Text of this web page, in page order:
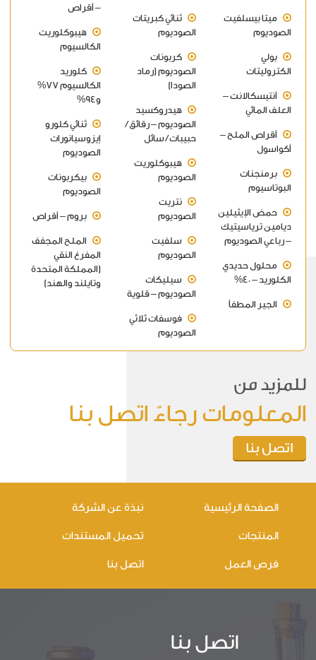
ميتا بيسلفيت
الصوديوم
بولي
الكتروليتات
أنتيسكالانت –
العلف المائي
أقراص الملح –
أكواسول
برمنجنات
البوتاسيوم
حمض الإيثيلين
ديامين ترياسيتيك
– رباعي الصوديوم
محلول حديدي
الكلوريد – 40%
الجير المطفأ
ثنائي كبريتات
الصوديوم
كربونات
الصوديوم (رماد
الصودا)
هيدروكسيد
الصوديوم – رقائق /
حبيبات / سائل
هيبوكلوريت
الصوديوم
نتريت
الصوديوم
سلفيت
الصوديوم
سيليكات
الصوديوم – قلوية
فوسفات ثلاثي
الصوديوم
– أقراص
هيبوكلوريت
الكالسيوم
كلوريد
الكالسيوم 77%
و94%
ثنائي كلورو
إيزوسيانورات
الصوديوم
بيكربونات
الصوديوم
بروم – أقراص
الملح المجفف
المفرغ النقي
(المملكة المتحدة
وتايلند والهند)
للمزيد من
المعلومات رجاءً اتصل بنا
اتصل بنا
الصفحة الرئيسية نبذة عن الشركة
المنتجات تحميل المستندات
فرص العمل اتصل بنا
اتصل بنا